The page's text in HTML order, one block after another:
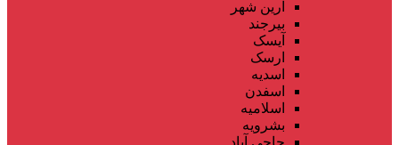
آرین شهر
بیرجند
آیسک
ارسک
اسدیه
اسفدن
اسلامیه
بشرویه
حاجی آباد